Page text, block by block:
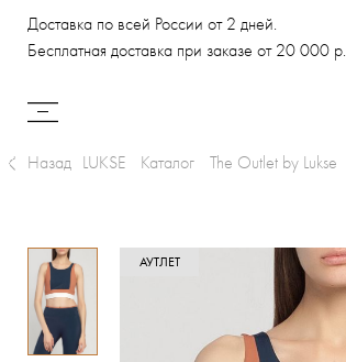
Доставка по всей России от 2 дней.
Бесплатная доставка при заказе от 20 000 р.
Назад LUKSE Каталог The Outlet by Lukse
АУТЛЕТ